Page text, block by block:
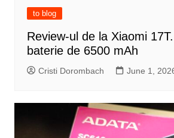
to blog
Review-ul de la Xiaomi
baterie de 6500 mAh
Cristi Dorombach June 1,